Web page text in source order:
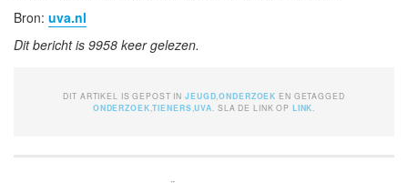
Bron: uva.nl
Dit bericht is 9958 keer gelezen.
DIT ARTIKEL IS GEPOST INJEUGD ,ONDERZOEK EN GETAGGED
ONDERZOEK ,TIENERS ,UVA . SLA DE LINK OP LINK